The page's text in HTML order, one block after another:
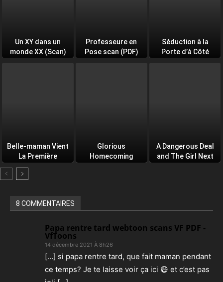
Un XY dans un
monde XX (Scan)
Professeure en
Pose scan (PDF)
Séduction à la
Porte d’à Côté
Belle-maman Vient
La Première
Glorious
Homecoming
A Dangerous Deal
and The Girl Next
8 COMMENTAIRES
Papa rentre tard webtoon scans VF PDF -
VfToons
14 décembre 2021 À 8h26
[…] si papa rentre tard, que fait maman pendant
ce temps? Je te laisse voir ça ici 😷 et c’est pas